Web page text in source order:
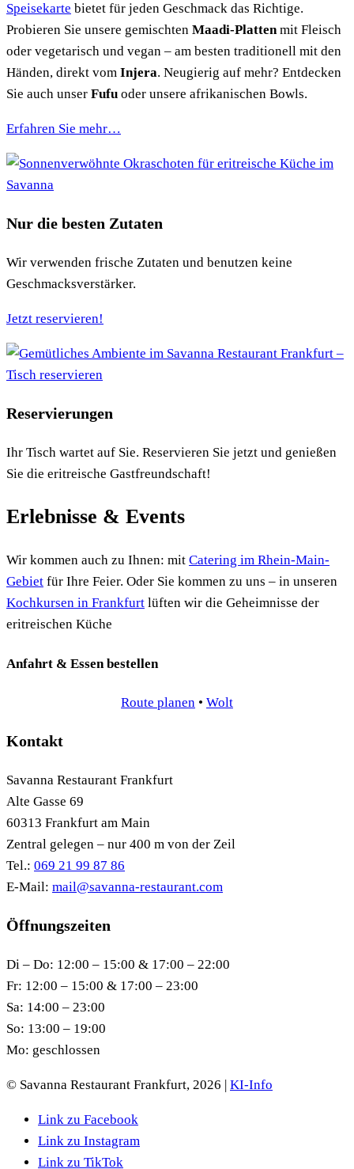
Speisekarte bietet für jeden Geschmack das Richtige.
Probieren Sie unsere gemischten Maadi-Plattenmit Fleisch
oder vegetarisch und vegan – am besten traditionell mit den
Händen, direkt vom Injera. Neugierig auf mehr? Entdecken
Sie auch unser Fufu oder unsere afrikanischen Bowls.
Erfahren Sie mehr…
Nur die besten Zutaten
Wir verwenden frische Zutaten und benutzen keine
Geschmacksverstärker.
Jetzt reservieren!
Reservierungen
Ihr Tisch wartet auf Sie. Reservieren Sie jetzt und genießen
Sie die eritreische Gastfreundschaft!
Erlebnisse & Events
Wir kommen auch zu Ihnen: mit Catering im Rhein-Main-
Gebiet für Ihre Feier. Oder Sie kommen zu uns – in unseren
Kochkursen in Frankfurt lüften wir die Geheimnisse der
eritreischen Küche
Anfahrt & Essen bestellen
Route planen • Wolt
Kontakt
Savanna Restaurant Frankfurt
Alte Gasse 69
60313 Frankfurt am Main
Zentral gelegen – nur 400 m von der Zeil
Tel.: 069 21 99 87 86
E-Mail: mail@savanna-restaurant.com
Öffnungszeiten
Di – Do: 12:00 – 15:00 & 17:00 – 22:00
Fr: 12:00 – 15:00 & 17:00 – 23:00
Sa: 14:00 – 23:00
So: 13:00 – 19:00
Mo: geschlossen
© Savanna Restaurant Frankfurt, 2026 | KI-Info
Link zu Facebook
Link zu Instagram
Link zu TikTok